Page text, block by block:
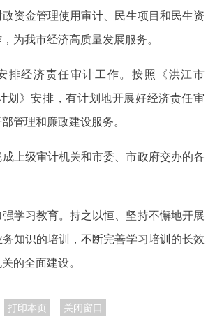
资金管理使用审计、民生项目和民生资
为我市经济高质量发展服务。
排经济责任审计工作。按照《洪江市
划》安排，有计划地开展好经济责任审
管理和廉政建设服务。
成上级审计机关和市委、市政府交办的各
强学习教育。持之以恒、坚持不懈地开展
知识的培训，不断完善学习培训的长效
的全面建设。
打印本页 关闭窗口